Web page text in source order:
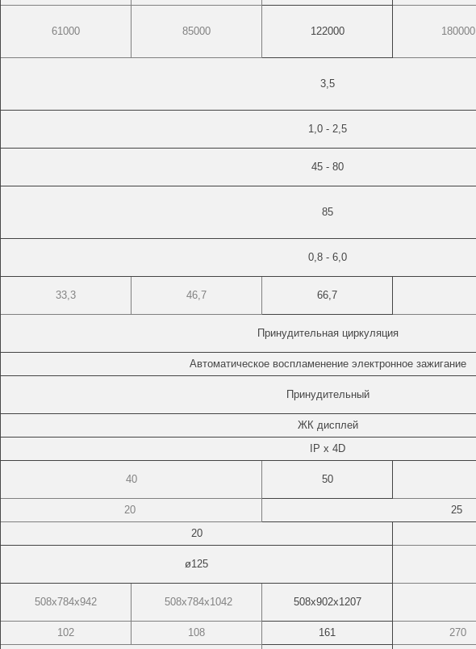
61000 85000 122000 180000
3,5
1,0 - 2,5
45 - 80
85
0,8 - 6,0
33,3 46,7 66,7
Принудительная циркуляция
Автоматическое воспламенение электронное зажигание
Принудительный
ЖК дисплей
IP x 4D
40 50
20
25
20
ø125
508х784х942 508х784х1042 508х902х1207
102 108 161 270